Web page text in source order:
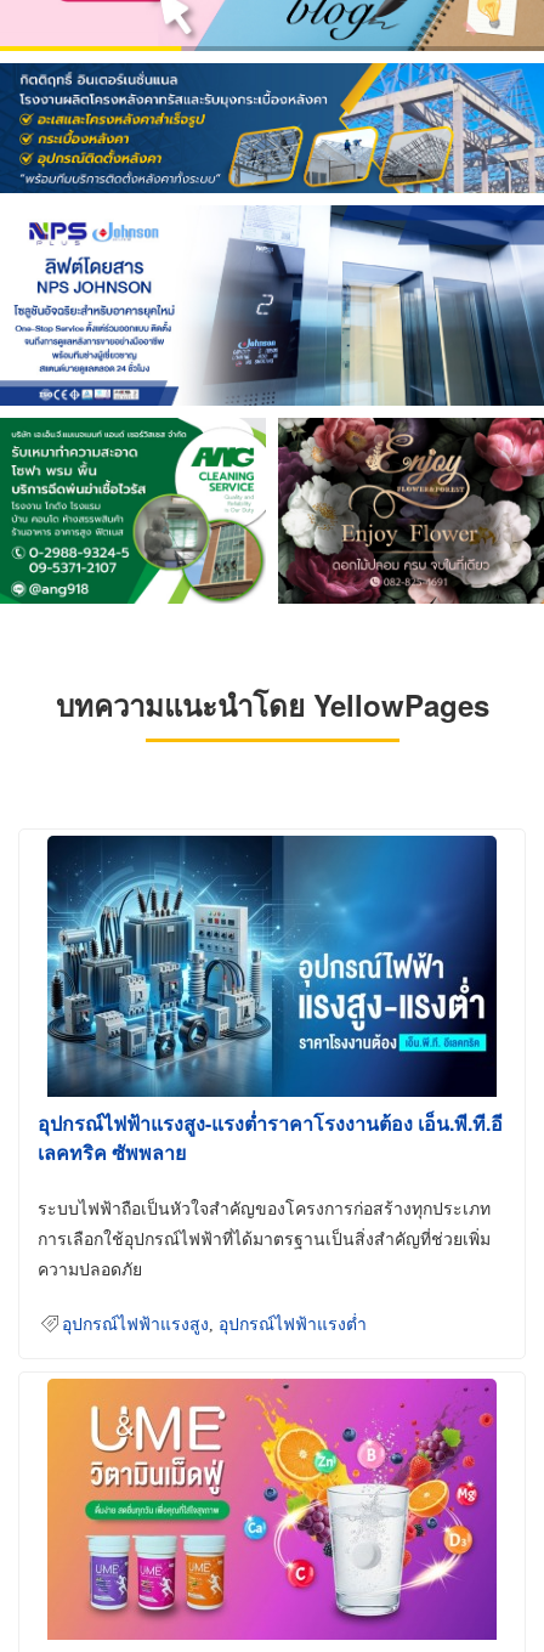
บทความแนะนำโดย YellowPages
อุปกรณ์ไฟฟ้าแรงสูง-แรงต่ำราคาโรงงานต้อง เอ็น.พี.ที.อี
เลคทริค ซัพพลาย
ระบบไฟฟ้าถือเป็นหัวใจสำคัญของโครงการก่อสร้างทุกประเภท
การเลือกใช้อุปกรณ์ไฟฟ้าที่ได้มาตรฐานเป็นสิ่งสำคัญที่ช่วยเพิ่ม
ความปลอดภัย
อุปกรณ์ไฟฟ้าแรงสูง อุปกรณ์ไฟฟ้าแรงต่ำ